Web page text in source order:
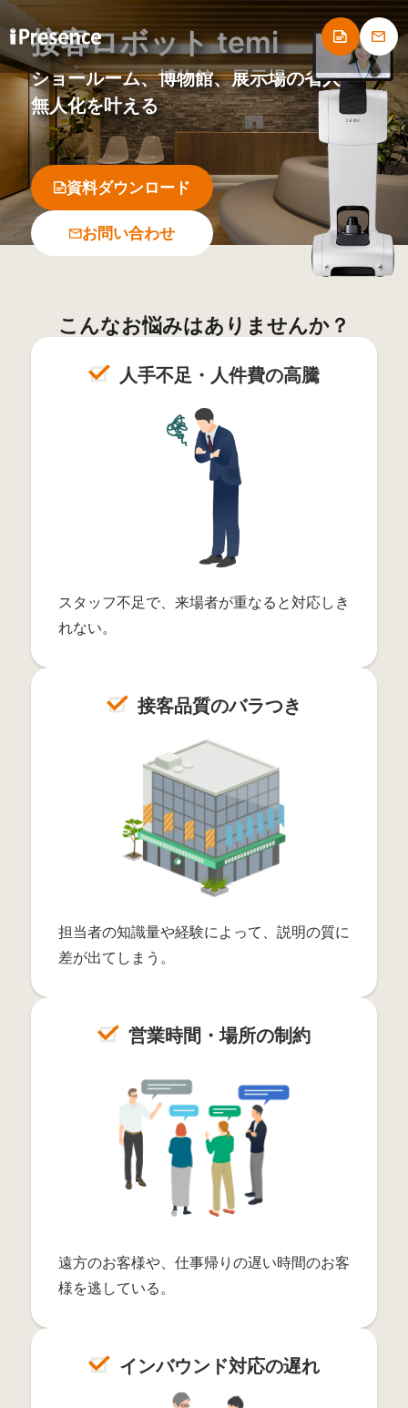
接客ロボット temi
ショールーム、博物館、展示場の省人化・
無人化を叶える
資料ダウンロード
お問い合わせ
こんなお悩みはありませんか？
人手不足・人件費の高騰
スタッフ不足で、来場者が重なると対応しき
れない。
接客品質のバラつき
担当者の知識量や経験によって、説明の質に
差が出てしまう。
営業時間・場所の制約
遠方のお客様や、仕事帰りの遅い時間のお客
様を逃している。
インバウンド対応の遅れ